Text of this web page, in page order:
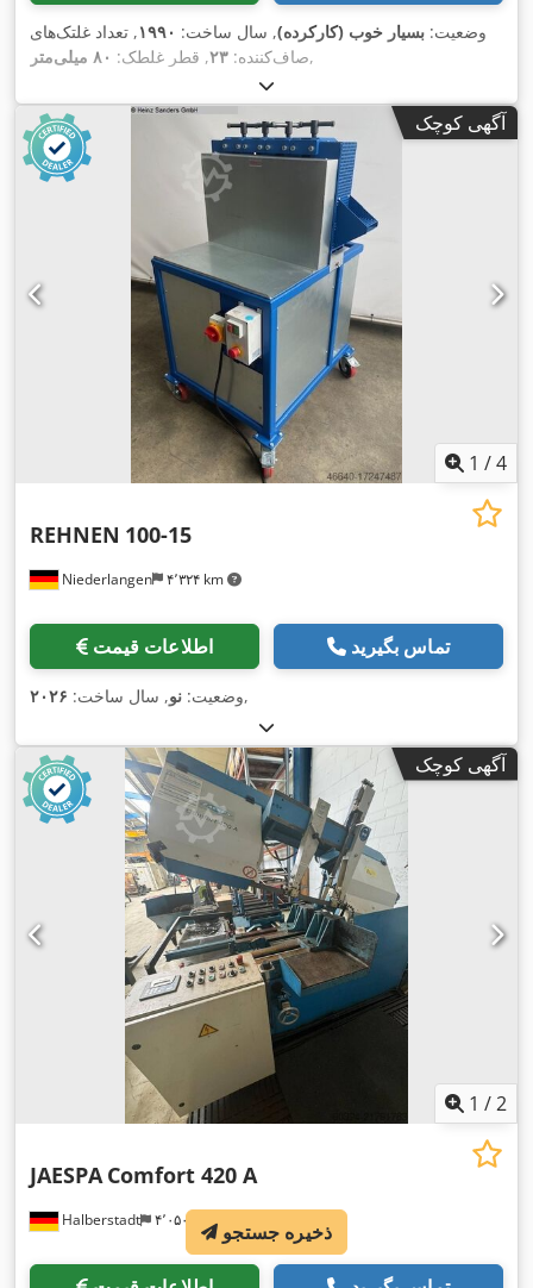
وضعیت: بسیار خوب (کارکرده), سال ساخت: ۱۹۹۰, تعداد غلتک‌های
صاف‌کننده: ۲۳, قطر غلطک: ۸۰ میلی‌متر ,
آگهی کوچک
1 /4
Niederlangen ۴٬۳۲۴ km
REHNEN 100-15
اطلاعات قیمت تماس بگیرید
وضعیت: نو, سال ساخت: ۲۰۲۶ ,
آگهی کوچک
1 /2
Halberstadt ۴٬۰۵۰ km
JAESPA Comfort 420 A
ذخیره جستجو